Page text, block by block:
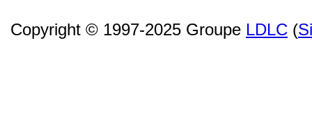
Copyright © 1997-2025 Groupe LDLC (